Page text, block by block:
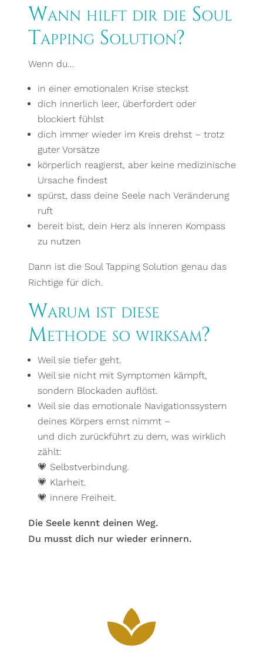
Wann hilft dir die Soul
Tapping Solution?
Wenn du…
in einer emotionalen Krise steckst
dich innerlich leer, überfordert oder
blockiert fühlst
dich immer wieder im Kreis drehst – trotz
guter Vorsätze
körperlich reagierst, aber keine medizinische
Ursache findest
spürst, dass deine Seele nach Veränderung
ruft
bereit bist, dein Herz als inneren Kompass
zu nutzen
Dann ist die Soul Tapping Solution genau das
Richtige für dich.
Warum ist diese
Methode so wirksam?
Weil sie tiefer geht.
Weil sie nicht mit Symptomen kämpft,
sondern Blockaden auflöst.
Weil sie das emotionale Navigationssystem
deines Körpers ernst nimmt –
und dich zurückführt zu dem, was wirklich
zählt:
💗 Selbstverbindung.
💗 Klarheit.
💗 innere Freiheit.
Die Seele kennt deinen Weg.
Du musst dich nur wieder erinnern.
